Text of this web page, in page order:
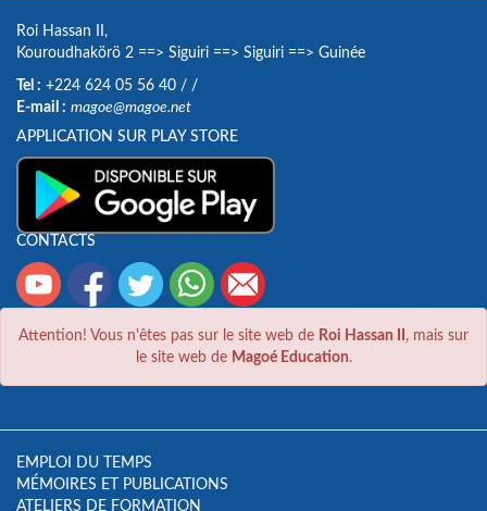
Roi Hassan II,
Kouroudhakörö 2 ==> Siguiri ==> Siguiri ==> Guinée
Tel : +224 624 05 56 40 / /
E-mail : magoe@magoe.net
APPLICATION SUR PLAY STORE
CONTACTS
Attention! Vous n'êtes pas sur le site web de Roi Hassan II , mais sur
le site web de Magoé Education.
EMPLOI DU TEMPS
MÉMOIRES ET PUBLICATIONS
ATELIERS DE FORMATION